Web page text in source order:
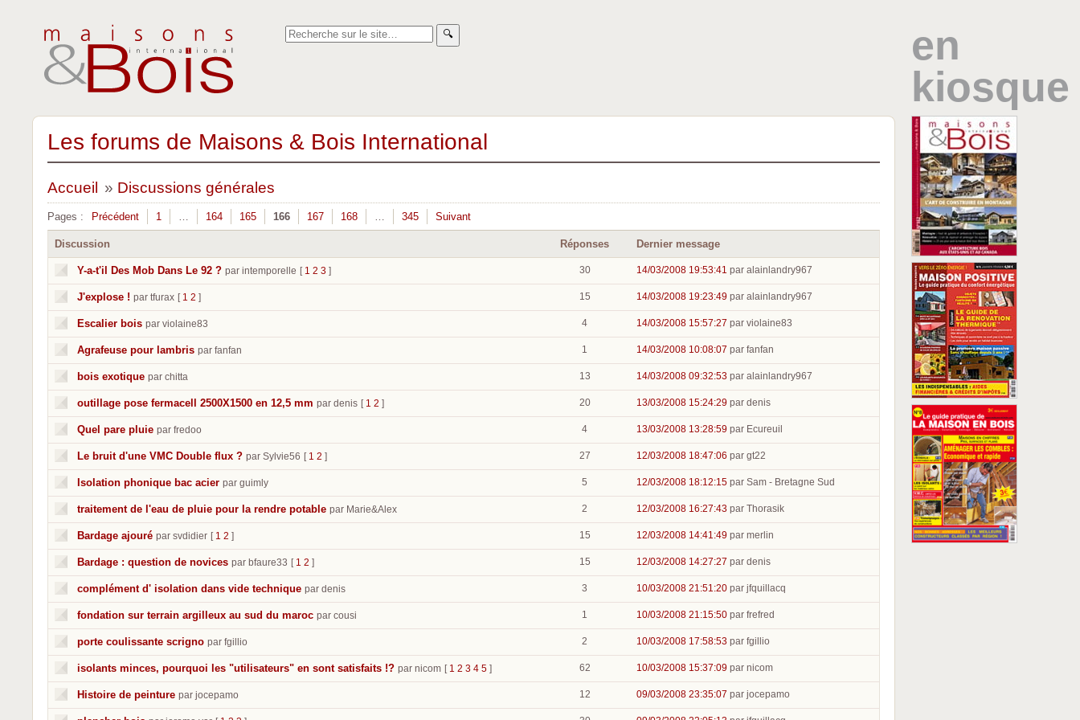
🔍︎
en
kiosque
Les forums de Maisons & Bois International
Accueil » Discussions générales
Pages : Précédent 1 … 164 165 166 167 168 … 345 Suivant
Discussion Réponses Dernier message
Y-a-t'il Des Mob Dans Le 92 ? par intemporelle [ 1 2 3 ] 30 14/03/2008 19:53:41 par alainlandry967
J'explose ! par tfurax [ 1 2 ] 15 14/03/2008 19:23:49 par alainlandry967
Escalier bois par violaine83 4 14/03/2008 15:57:27 par violaine83
Agrafeuse pour lambris par fanfan 1 14/03/2008 10:08:07 par fanfan
bois exotique par chitta 13 14/03/2008 09:32:53 par alainlandry967
outillage pose fermacell 2500X1500 en 12,5 mm par denis [ 1 2 ] 20 13/03/2008 15:24:29 par denis
Quel pare pluie par fredoo 4 13/03/2008 13:28:59 par Ecureuil
Le bruit d'une VMC Double flux ? par Sylvie56 [ 1 2 ] 27 12/03/2008 18:47:06 par gt22
Isolation phonique bac acier par guimly 5 12/03/2008 18:12:15 par Sam - Bretagne Sud
traitement de l'eau de pluie pour la rendre potable par Marie&Alex 2 12/03/2008 16:27:43 par Thorasik
Bardage ajouré par svdidier [ 1 2 ] 15 12/03/2008 14:41:49 par merlin
Bardage : question de novices par bfaure33 [ 1 2 ] 15 12/03/2008 14:27:27 par denis
complément d' isolation dans vide technique par denis 3 10/03/2008 21:51:20 par jfquillacq
fondation sur terrain argilleux au sud du maroc par cousi 1 10/03/2008 21:15:50 par frefred
porte coulissante scrigno par fgillio 2 10/03/2008 17:58:53 par fgillio
isolants minces, pourquoi les "utilisateurs" en sont satisfaits !? par nicom [ 1 2 3 4 5 ] 62 10/03/2008 15:37:09 par nicom
Histoire de peinture par jocepamo 12 09/03/2008 23:35:07 par jocepamo